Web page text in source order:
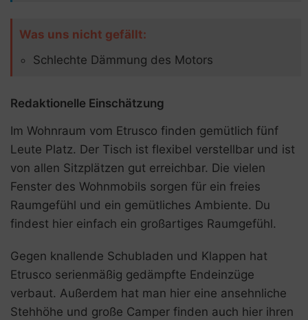
Was uns nicht gefällt:
Schlechte Dämmung des Motors
Redaktionelle Einschätzung
Im Wohnraum vom Etrusco finden gemütlich fünf
Leute Platz. Der Tisch ist flexibel verstellbar und ist
von allen Sitzplätzen gut erreichbar. Die vielen
Fenster des Wohnmobils sorgen für ein freies
Raumgefühl und ein gemütliches Ambiente. Du
findest hier einfach ein großartiges Raumgefühl.
Gegen knallende Schubladen und Klappen hat
Etrusco serienmäßig gedämpfte Endeinzüge
verbaut. Außerdem hat man hier eine ansehnliche
Stehhöhe und große Camper finden auch hier ihren